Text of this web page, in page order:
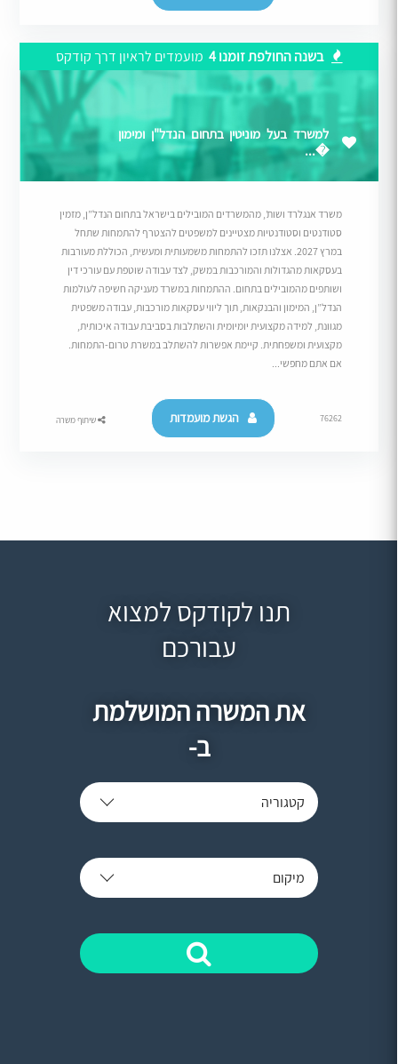
בשנה החולפת זומנו 4 מועמדים לראיון דרך קודקס
למשרד בעל מוניטין בתחום הנדל"ן ומימון
�...
משרד אנגלרד ושות’, מהמשרדים המובילים בישראל בתחום הנדל”ן, מזמין
סטודנטים וסטודנטיות מצטיינים למשפטים להצטרף להתמחות שתחל
במרץ 2027. אצלנו תזכו להתמחות משמעותית ומעשית, הכוללת מעורבות
בעסקאות מהגדולות והמורכבות במשק, לצד עבודה שוטפת עם עורכי דין
ושותפים מהמובילים בתחום. ההתמחות במשרד מעניקה חשיפה לעולמות
הנדל”ן, המימון והבנקאות, תוך ליווי עסקאות מורכבות, עבודה משפטית
מגוונת, למידה מקצועית יומיומית והשתלבות בסביבת עבודה איכותית,
מקצועית ומשפחתית. קיימת אפשרות להשתלב במשרת טרום-התמחות.
אם אתם מחפשי...
76262 הגשת מועמדות שיתוף משרה
תנו לקודקס למצוא
עבורכם
את המשרה המושלמת
ב-
קטגוריה
מיקום